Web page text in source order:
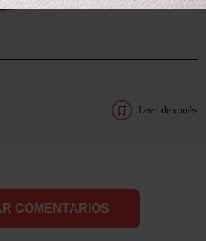
Leer después
COMENTARIOS